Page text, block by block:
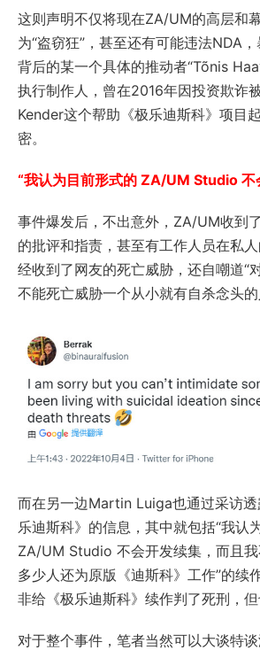
这则声明不仅将现在ZA/UM的高层和
为“盗窃狂”，甚至还有可能违法NDA
背后的某一个具体的推动者“Tõnis
执行制作人，曾在2016年因投资欺诈
Kender这个帮助《极乐迪斯科》项目
密。
“我认为目前形式的 ZA/UM Studio 不
事件爆发后，不出意外，ZA/UM收到
的批评和指责，甚至有工作人员在私
经收到了网友的死亡威胁，还自嘲道“
不能死亡威胁一个从小就有自杀念头的
而在另一边Martin Luiga也通过采访
乐迪斯科》的信息，其中就包括“我认
ZA/UM Studio 不会开发续集，而且
多少人还为原版《迪斯科》工作”的续
非给《极乐迪斯科》续作判了死刑，但
对于整个事件，笔者当然可以大谈特